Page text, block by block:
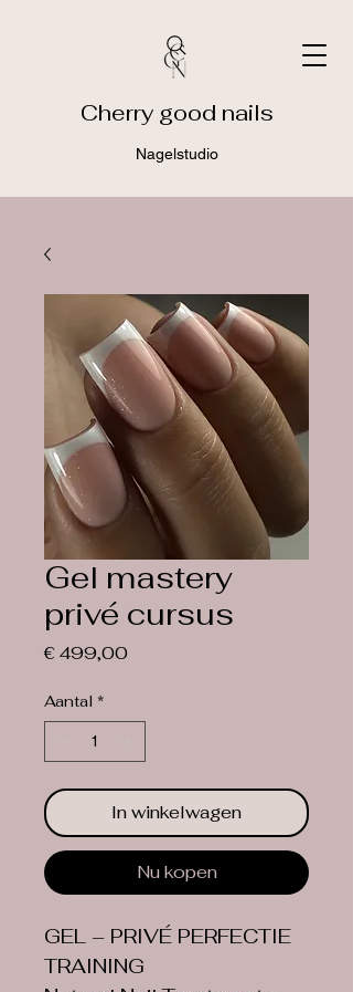
Cherry good nails
Nagelstudio
Gel mastery
privé cursus
€ 499,00Prijs
Aantal *
In winkelwagen
Nu kopen
GEL – PRIVÉ PERFECTIE
TRAINING